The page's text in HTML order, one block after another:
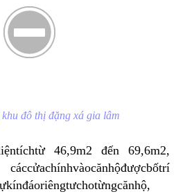
khu đô thị đặng xá gia lâm
tíchtừ46,9m2 đến 69,6m2,
cáccửachínhvàocănhộđượcbốtrí
kínđáoriêngtưchotừngcănhộ,